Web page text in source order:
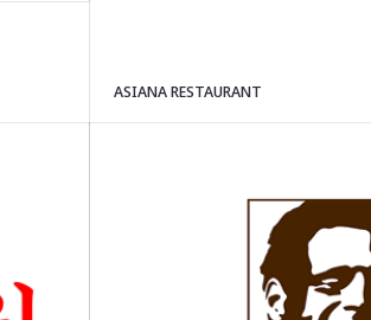
ASIANA RESTAURANT